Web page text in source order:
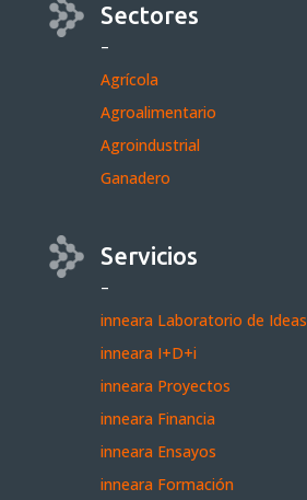
Sectores
–
Agrícola
Agroalimentario
Agroindustrial
Ganadero
Servicios
–
inneara Laboratorio de Ideas
inneara I+D+i
inneara Proyectos
inneara Financia
inneara Ensayos
inneara Formación